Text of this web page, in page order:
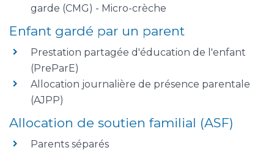
garde (CMG) - Micro-crèche
Enfant gardé par un parent
Prestation partagée d'éducation de l'enfant
(PreParE)
Allocation journalière de présence parentale
(AJPP)
Allocation de soutien familial (ASF)
Parents séparés